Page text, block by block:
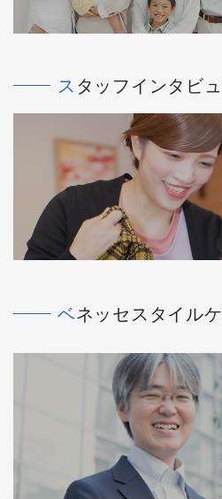
スタッフインタビ
ベネッセスタイル